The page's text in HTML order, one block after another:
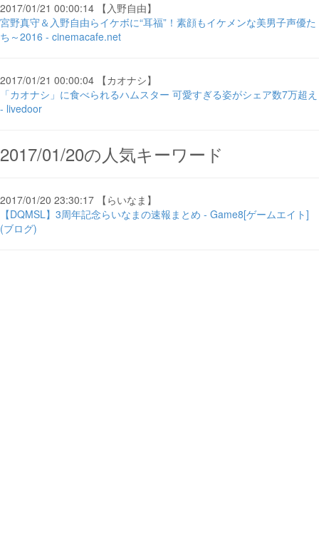
2017/01/21 00:00:14 【入野自由】
宮野真守＆入野自由らイケボに“耳福”！素顔もイケメンな美男子声優た
ち～2016 - cinemacafe.net
2017/01/21 00:00:04 【カオナシ】
「カオナシ」に食べられるハムスター 可愛すぎる姿がシェア数7万超え
- livedoor
2017/01/20の人気キーワード
2017/01/20 23:30:17 【らいなま】
【DQMSL】3周年記念らいなまの速報まとめ - Game8[ゲームエイト]
(ブログ)